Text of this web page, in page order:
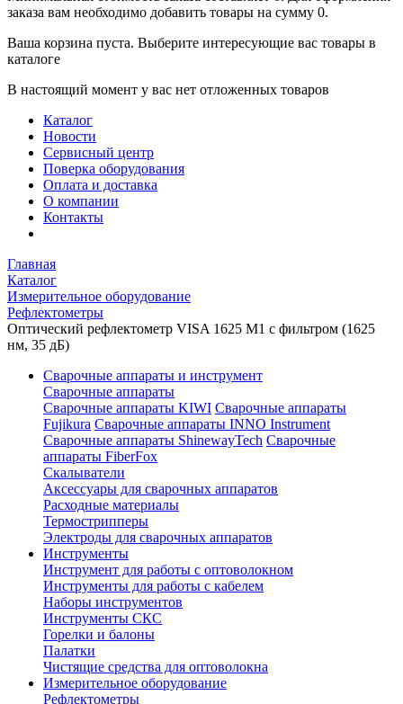
заказа вам необходимо добавить товары на сумму 0.
Ваша корзина пуста. Выберите интересующие вас товары в
каталоге
В настоящий момент у вас нет отложенных товаров
Каталог
Новости
Сервисный центр
Поверка оборудования
Оплата и доставка
О компании
Контакты
Главная
Каталог
Измерительное оборудование
Рефлектометры
Оптический рефлектометр VISA 1625 M1 с фильтром (1625
нм, 35 дБ)
Сварочные аппараты и инструмент
Сварочные аппараты
Сварочные аппараты KIWI Сварочные аппараты
Fujikura Сварочные аппараты INNO Instrument
Сварочные аппараты ShinewayTech Cварочные
аппараты FiberFox
Скалыватели
Аксессуары для сварочных аппаратов
Расходные материалы
Термострипперы
Электроды для сварочных аппаратов
Инструменты
Инструмент для работы с оптоволокном
Инструменты для работы с кабелем
Наборы инструментов
Инструменты СКС
Горелки и балоны
Палатки
Чистящие средства для оптоволокна
Измерительное оборудование
Рефлектометры